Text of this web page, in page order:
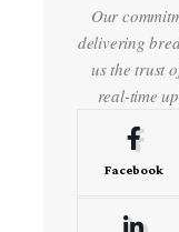
Our
delivering
us the trust
real-time
Facebook